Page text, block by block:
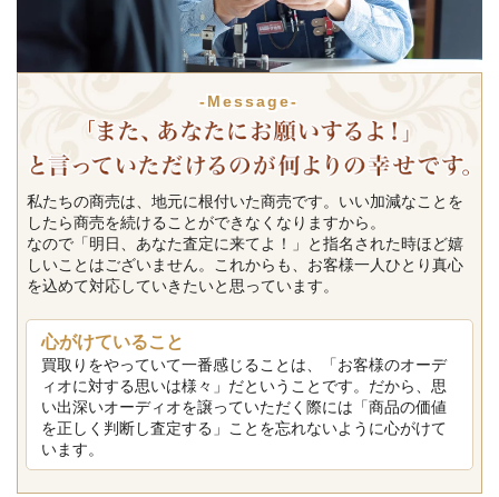
-Message-
私たちの商売は、地元に根付いた商売です。いい加減なことを
したら商売を続けることができなくなりますから。
なので「明日、あなた査定に来てよ！」と指名された時ほど嬉
しいことはございません。これからも、お客様一人ひとり真心
を込めて対応していきたいと思っています。
心がけていること
買取りをやっていて一番感じることは、「お客様のオーデ
ィオに対する思いは様々」だということです。だから、思
い出深いオーディオを譲っていただく際には「商品の価値
を正しく判断し査定する」ことを忘れないように心がけて
います。